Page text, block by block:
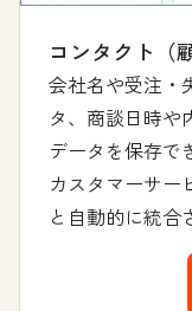
コンタクト（
会社名や受注・
タ、商談日時や
データを保存で
カスタマーサー
と自動的に統合